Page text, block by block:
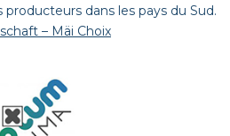
dans les pays du Sud.
– Mäi Choix